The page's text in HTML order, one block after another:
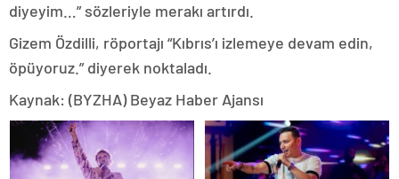
diyeyim…” sözleriyle merakı artırdı.
Gizem Özdilli, röportajı “Kıbrıs’ı izlemeye devam edin,
öpüyoruz.” diyerek noktaladı.
Kaynak: (BYZHA) Beyaz Haber Ajansı